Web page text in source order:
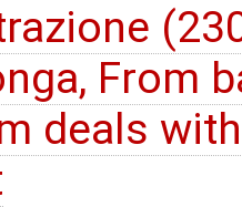
From
deals